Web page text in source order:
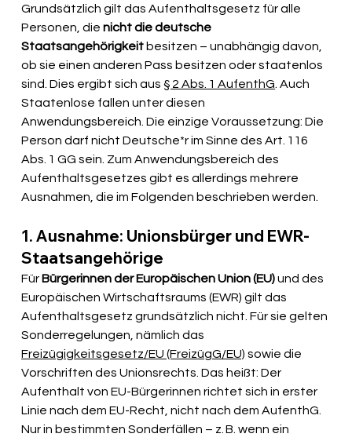
Grundsätzlich gilt das Aufenthaltsgesetz für alle
Personen, die nicht die deutsche
Staatsangehörigkeit besitzen – unabhängig davon,
ob sie einen anderen Pass besitzen oder staatenlos
sind. Dies ergibt sich aus § 2 Abs. 1 AufenthG . Auch
Staatenlose fallen unter diesen
Anwendungsbereich. Die einzige Voraussetzung: Die
Person darf nicht Deutsche*r im Sinne des Art. 116
Abs. 1 GG sein. Zum Anwendungsbereich des
Aufenthaltsgesetzes gibt es allerdings mehrere
Ausnahmen, die im Folgenden beschrieben werden.
1. Ausnahme: Unionsbürger und EWR-
Staatsangehörige
Für Bürgerinnen der Europäischen Union (EU) und des
Europäischen Wirtschaftsraums (EWR) gilt das
Aufenthaltsgesetz grundsätzlich nicht. Für sie gelten
Sonderregelungen, nämlich das
Freizügigkeitsgesetz/EU (FreizügG/EU) sowie die
Vorschriften des Unionsrechts. Das heißt: Der
Aufenthalt von EU-Bürgerinnen richtet sich in erster
Linie nach dem EU-Recht, nicht nach dem AufenthG.
Nur in bestimmten Sonderfällen – z. B. wenn ein